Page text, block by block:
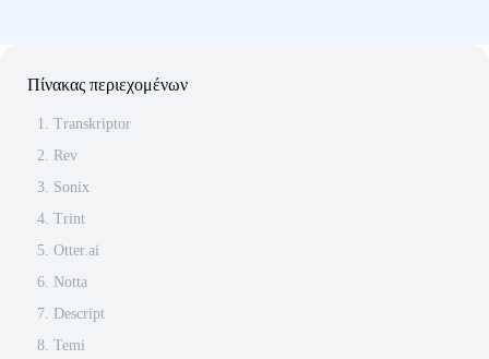
Πίνακας περιεχομένων
1. Transkriptor
2. Rev
3. Sonix
4. Trint
5. Otter.ai
6. Notta
7. Descript
8. Temi